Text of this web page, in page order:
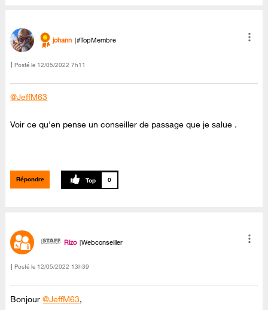
johann #TopMembre
Posté le ‎12/05/2022 7h11
@JeffM63
Voir ce qu'en pense un conseiller de passage que je salue .
Répondre 0
Rizo Webconseiller
Posté le ‎12/05/2022 13h39
Bonjour@JeffM63,